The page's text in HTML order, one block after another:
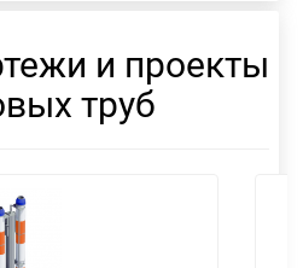
и проекты
труб